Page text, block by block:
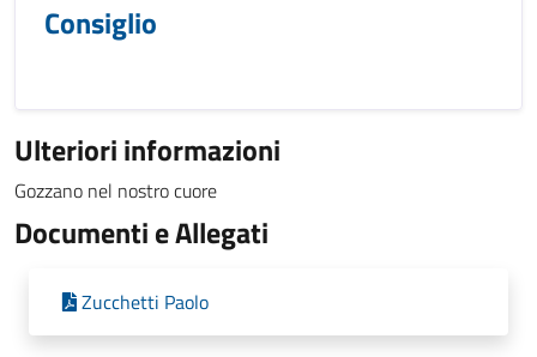
Consiglio
Ulteriori informazioni
Gozzano nel nostro cuore
Documenti e Allegati
Zucchetti Paolo